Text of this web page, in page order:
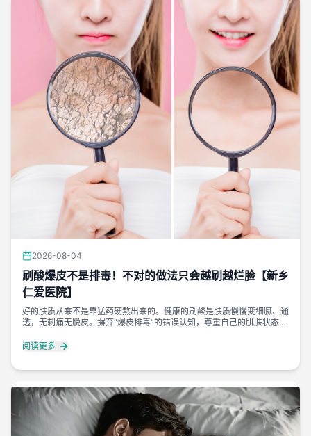
2026-08-04
刷酸爆皮不是排毒！不对的做法只会越刷越烂脸【新乡
仁爱医院】
好的肤质从来不是靠猛药硬熬出来的。健康的刷酸是肤质慢慢变细腻、通
透，无刺痛无脱皮。摒弃”爆皮排毒”的错误认知，尊重自己的肌肤状态，
阅读更多